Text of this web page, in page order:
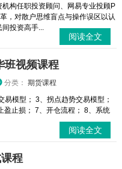
构任职投资顾问、网易专业投顾P
，对散户思维盲点与操作误区以认
投资高手...
阅读全文
班视频课程
分类： 期货课程
模型； 3、拐点趋势交易模型；
盈止损； 7、开仓流程； 8、系统
阅读全文
程